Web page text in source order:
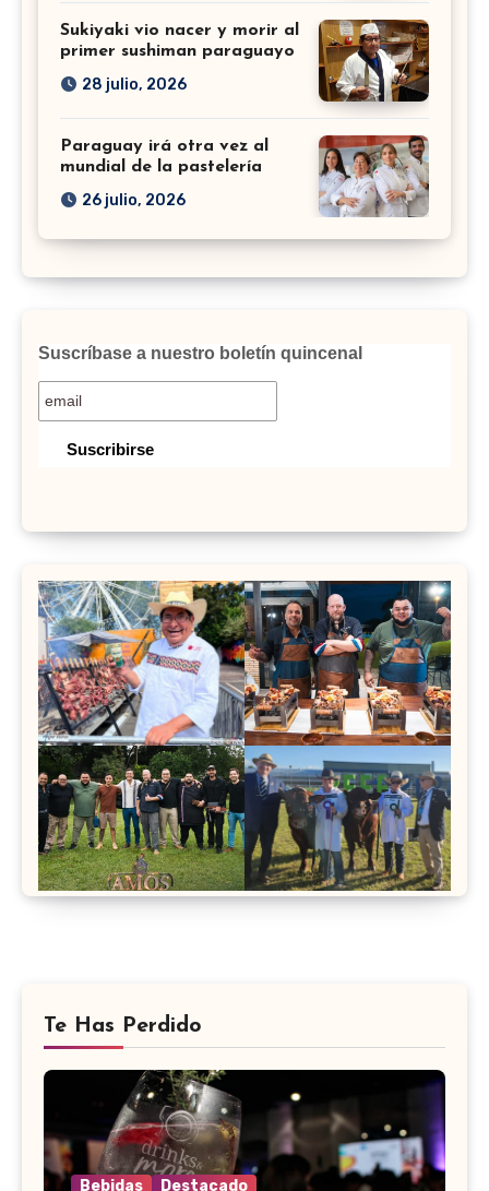
Sukiyaki vio nacer y morir al
primer sushiman paraguayo
28 julio, 2026
Paraguay irá otra vez al
mundial de la pastelería
26 julio, 2026
Suscríbase a nuestro boletín quincenal
Te Has Perdido
Bebidas Destacado